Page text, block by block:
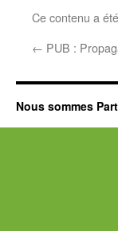
Ce contenu a
← PUB :
Nous sommes